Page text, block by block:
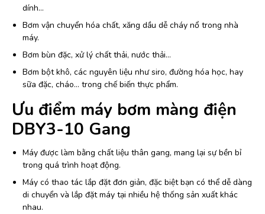
dính…
Bơm vận chuyển hóa chất, xăng dầu dễ cháy nổ trong nhà
máy.
Bơm bùn đặc, xử lý chất thải, nước thải…
Bơm bột khô, các nguyên liệu như siro, đường hóa học, hay
sữa đặc, cháo… trong chế biến thực phẩm.
Ưu điểm máy bơm màng điện
DBY3-10 Gang
Máy được làm bằng chất liệu thân gang, mang lại sự bền bỉ
trong quá trình hoạt động.
Máy có thao tác lắp đặt đơn giản, đặc biệt bạn có thể dễ dàng
di chuyển và lắp đặt máy tại nhiều hệ thống sản xuất khác
nhau.